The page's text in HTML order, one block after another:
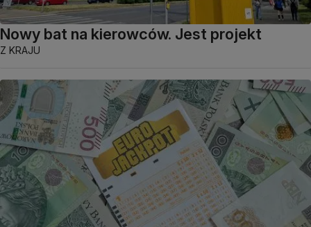
Nowy bat na kierowców. Jest projekt
Z KRAJU